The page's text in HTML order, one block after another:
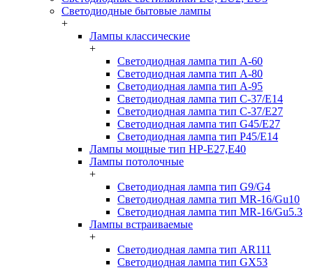
Светодиодные бытовые лампы
+
Лампы классические
+
Светодиодная лампа тип A-60
Светодиодная лампа тип A-80
Светодиодная лампа тип A-95
Светодиодная лампа тип C-37/Е14
Светодиодная лампа тип C-37/Е27
Светодиодная лампа тип G45/E27
Светодиодная лампа тип P45/E14
Лампы мощные тип HP-E27,E40
Лампы потолочные
+
Светодиодная лампа тип G9/G4
Светодиодная лампа тип MR-16/Gu10
Светодиодная лампа тип MR-16/Gu5.3
Лампы встраиваемые
+
Светодиодная лампа тип AR111
Светодиодная лампа тип GX53